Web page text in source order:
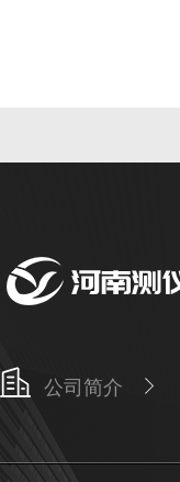
公司简介